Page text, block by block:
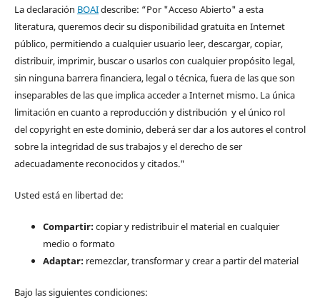
La declaración BOAIdescribe: “Por "Acceso Abierto" a esta
literatura, queremos decir su disponibilidad gratuita en Internet
público, permitiendo a cualquier usuario leer, descargar, copiar,
distribuir, imprimir, buscar o usarlos con cualquier propósito legal,
sin ninguna barrera financiera, legal o técnica, fuera de las que son
inseparables de las que implica acceder a Internet mismo. La única
limitación en cuanto a reproducción y distribución y el único rol
del copyright en este dominio, deberá ser dar a los autores el control
sobre la integridad de sus trabajos y el derecho de ser
adecuadamente reconocidos y citados."
Usted está en libertad de:
Compartir:copiar y redistribuir el material en cualquier
medio o formato
Adaptar:remezclar, transformar y crear a partir del material
Bajo las siguientes condiciones: